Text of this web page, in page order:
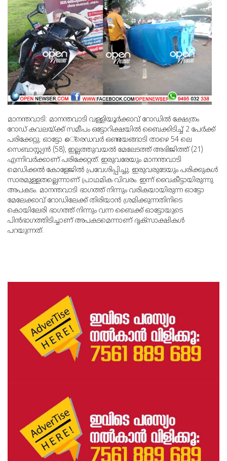
മാനന്തവാടി: മാനന്തവാടി വള്ളിയൂര്‍ക്കാവ് റോഡില്‍ ക്ഷേത്രം
റോഡ് കവലയ്ക്ക് സമീപം ഒട്ടോറിക്ഷയില്‍ ബൈക്കിടിച്ച് 2 പേര്‍ക്ക്
പരിക്കേറ്റു. ഓട്ടോ െ്രെഡവര്‍ ഒണ്ടയങ്ങാടി താഴെ 54 ലെ
സെബാസ്റ്റ്യന്‍ (58), ഇല്ലത്തുവയല്‍ മേലേടത്ത് അഭിജിത്ത് (21)
എന്നിവര്‍ക്കാണ് പരിക്കേറ്റത്. ഇരുവരേയും മാനന്തവാടി
മെഡിക്കല്‍ കോളേജില്‍ പ്രവേശിപ്പിച്ചു. ഇരുവരുടേയും പരിക്കുകള്‍
സാരമുള്ളതല്ലെന്നാണ് പ്രാഥമിക വിവരം. ഇന്ന് വൈകീട്ടായിരുന്നു
അപകടം. മാനന്തവാടി ഭാഗത്ത് നിന്നും വരികയായിരുന്ന ഓട്ടോ
മേലേക്കാവ് റോഡിലേക്ക് തിരിയാന്‍ ശ്രമിക്കുന്നതിനിടെ
കൊയിലേരി ഭാഗത്ത് നിന്നും വന്ന ബൈക്ക് ഓട്ടോയുടെ
പിന്‍ഭാഗത്തിടിച്ചാണ് അപകടമെന്നാണ് ദൃക്‌സാക്ഷികള്‍
പറയുന്നത്.